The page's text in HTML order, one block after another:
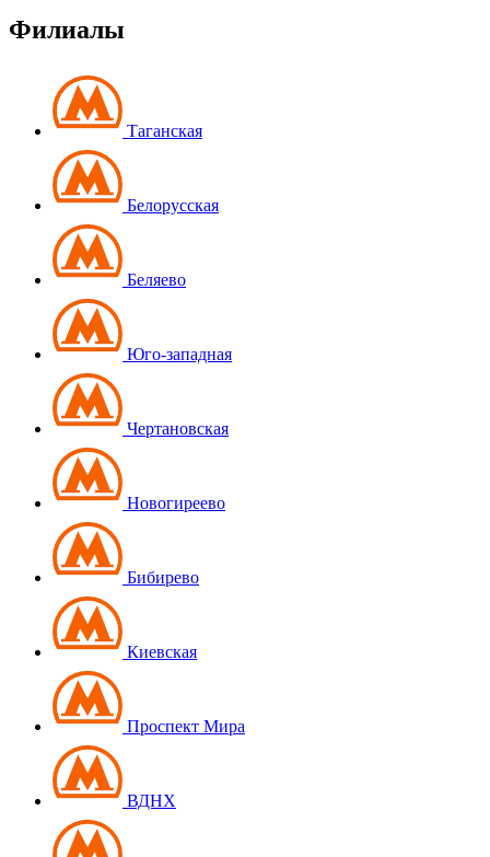
Филиалы
Таганская
Белорусская
Беляево
Юго-западная
Чертановская
Новогиреево
Бибирево
Киевская
Проспект Мира
ВДНХ